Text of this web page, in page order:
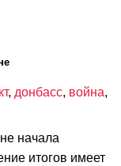
, донбасс, война,
начала
итогов имеет